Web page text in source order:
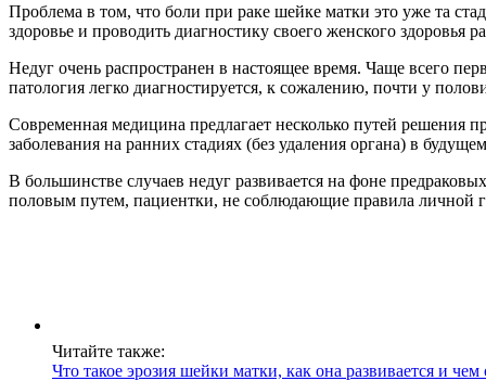
Проблема в том, что боли при раке шейке матки это уже та
здоровье и проводить диагностику своего женского здоровья
Недуг очень распространен в настоящее время. Чаще всего
патология легко диагностируется, к сожалению, почти у
Современная медицина предлагает несколько путей решения
заболевания на ранних стадиях (без удаления органа) в
В большинстве случаев недуг развивается на фоне
половым путем, пациентки, не соблюдающие правила личной
Читайте также:
Что такое эрозия шейки матки, как она развивается и чем